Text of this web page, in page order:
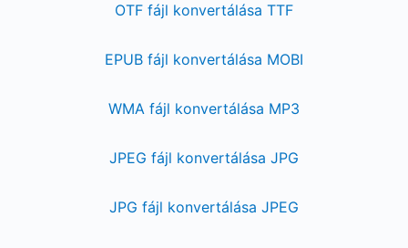
OTF fájl konvertálása TTF
EPUB fájl konvertálása MOBI
WMA fájl konvertálása MP3
JPEG fájl konvertálása JPG
JPG fájl konvertálása JPEG